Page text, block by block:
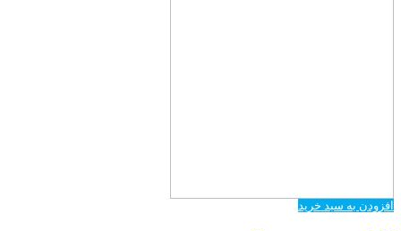
افزودن به سبد خرید